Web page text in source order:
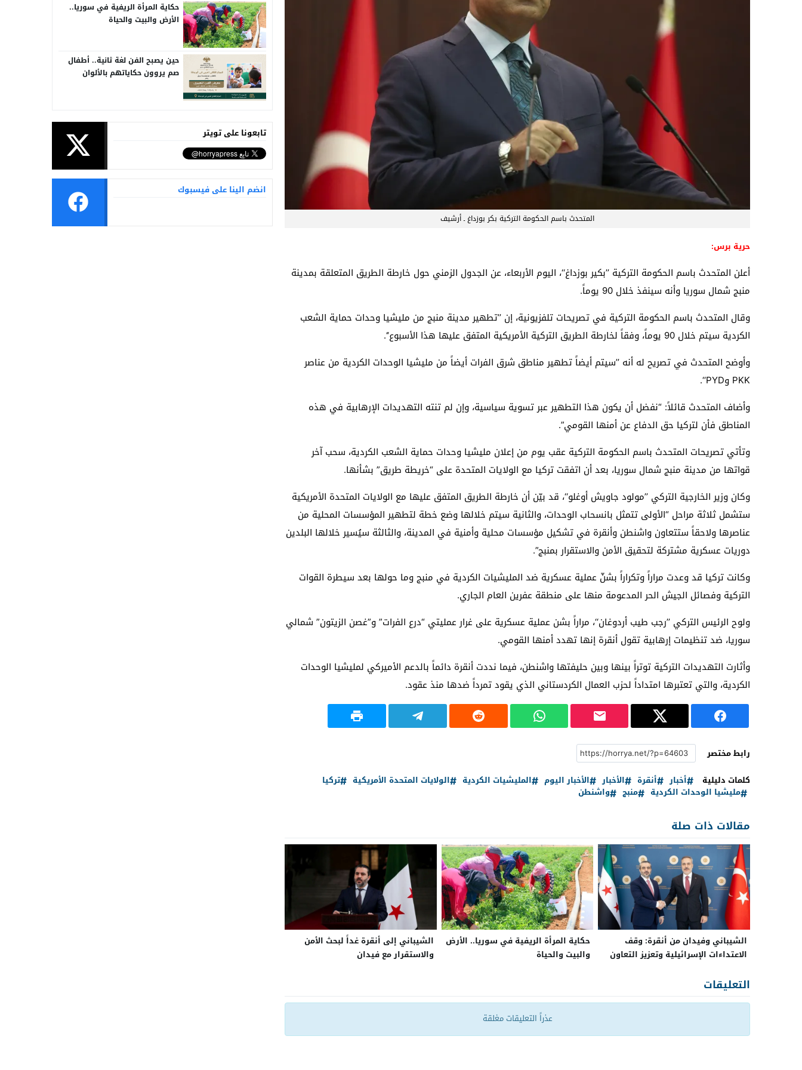
المتحدث باسم الحكومة التركية بكر بوزداغ ـ أرشيف
حرية برس:
أعلن المتحدث باسم الحكومة التركية ’’بكير بوزداغ‘‘، اليوم الأربعاء، عن الجدول الزمني حول خارطة الطريق المتعلقة بمدينة
منبج شمال سوريا وأنه سينفذ خلال 90 يوماً.
وقال المتحدث باسم الحكومة التركية في تصريحات تلفزيونية، إن ’’تطهير مدينة منبج من مليشيا وحدات حماية الشعب
الكردية سيتم خلال 90 يوماً، وفقاً لخارطة الطريق التركية الأمريكية المتفق عليها هذا الأسبوع‘‘.
وأوضح المتحدث في تصريح له أنه ’’سيتم أيضاً تطهير مناطق شرق الفرات أيضاً من مليشيا الوحدات الكردية من عناصر
PKK وPYD‘‘.
وأضاف المتحدث قائلاً: “نفضل أن يكون هذا التطهير عبر تسوية سياسية، وإن لم تنته التهديدات الإرهابية في هذه
المناطق فأن لتركيا حق الدفاع عن أمنها القومي”.
وتأتي تصريحات المتحدث باسم الحكومة التركية عقب يوم من إعلان مليشيا وحدات حماية الشعب الكردية، سحب آخر
قواتها من مدينة منبج شمال سوريا، بعد أن اتفقت تركيا مع الولايات المتحدة على “خريطة طريق” بشأنها.
وكان وزير الخارجية التركي ’’مولود جاويش أوغلو‘‘، قد بيّن أن خارطة الطريق المتفق عليها مع الولايات المتحدة الأمريكية
ستشمل ثلاثة مراحل “الأولى تتمثل بانسحاب الوحدات، والثانية سيتم خلالها وضع خطة لتطهير المؤسسات المحلية من
عناصرها ولاحقاً ستتعاون واشنطن وأنقرة في تشكيل مؤسسات محلية وأمنية في المدينة، والثالثة سيُسير خلالها البلدين
دوريات عسكرية مشتركة لتحقيق الأمن والاستقرار بمنبج”.
وكانت تركيا قد وعدت مراراً وتكراراً بشنّ عملية عسكرية ضد المليشيات الكردية في منبج وما حولها بعد سيطرة القوات
التركية وفصائل الجيش الحر المدعومة منها على منطقة عفرين العام الجاري.
ولوح الرئيس التركي ’’رجب طيب أردوغان‘‘، مراراً بشن عملية عسكرية على غرار عمليتي “درع الفرات” و”غصن الزيتون” شمالي
سوريا، ضد تنظيمات إرهابية تقول أنقرة إنها تهدد أمنها القومي.
وأثارت التهديدات التركية توتراً بينها وبين حليفتها واشنطن، فيما نددت أنقرة دائماً بالدعم الأميركي لمليشيا الوحدات
الكردية، والتي تعتبرها امتداداً لحزب العمال الكردستاني الذي يقود تمرداً ضدها منذ عقود.
رابط مختصر
كلمات دليلية
أخبار أنقرة الأخبار الأخبار اليوم المليشيات الكردية الولايات المتحدة الأمريكية
تركيا
مليشيا الوحدات الكردية
منبج واشنطن
مقالات ذات صلة
الشيباني وفيدان من أنقرة: وقف
الاعتداءات الإسرائيلية وتعزيز التعاون
حكاية المرأة الريفية في سوريا.. الأرض
والبيت والحياة
الشيباني إلى أنقرة غداً لبحث الأمن
والاستقرار مع فيدان
التعليقات
عذراً التعليقات مغلقة
حكاية المرأة الريفية في سوريا..
الأرض والبيت والحياة
حين يصبح الفن لغة ثانية.. أطفال
صم يروون حكاياتهم بالألوان
انضم الينا على فيسبوك
تابعونا على تويتر